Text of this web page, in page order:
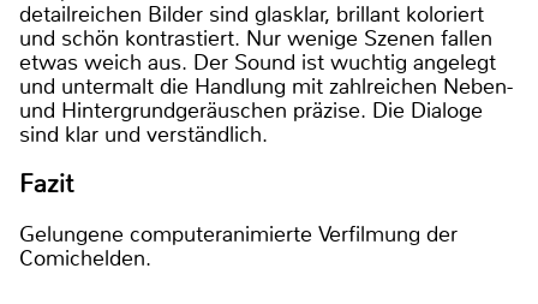
detailreichen Bilder sind glasklar, brillant koloriert
und schön kontrastiert. Nur wenige Szenen fallen
etwas weich aus. Der Sound ist wuchtig angelegt
und untermalt die Handlung mit zahlreichen Neben-
und Hintergrundgeräuschen präzise. Die Dialoge
sind klar und verständlich.
Fazit
Gelungene computeranimierte Verfilmung der
Comichelden.